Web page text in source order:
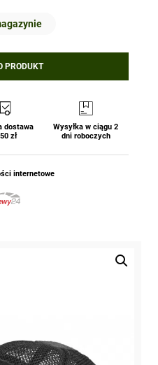
PRODUKT
dostawa
zł
Wysyłka w ciągu 2
dni roboczych
internetowe